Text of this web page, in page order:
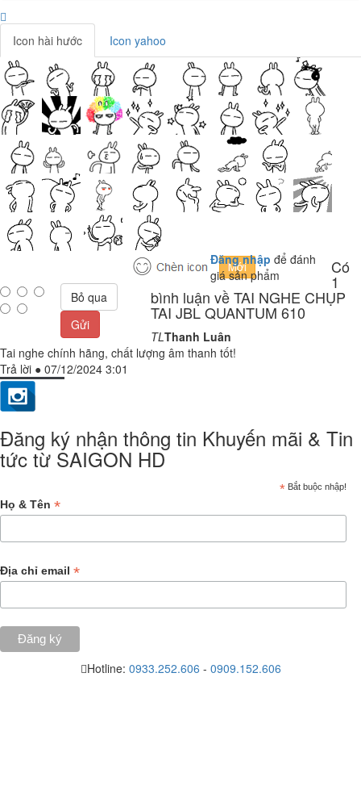
Icon hài hước Icon yahoo
Đăng nhập để đánh
giá sản phẩm
Bỏ qua
Gửi
Có
1
bình luận về TAI NGHE CHỤP
TAI JBL QUANTUM 610
TLThanh Luân
Tai nghe chính hãng, chất lượng âm thanh tốt!
Trả lời ● 07/12/2024 3:01
Đăng ký nhận thông tin Khuyến mãi & Tin
tức từ SAIGON HD
* Bắt buộc nhập!
Họ & Tên *
Địa chỉ email *
Hotline: 0933.252.606 - 0909.152.606